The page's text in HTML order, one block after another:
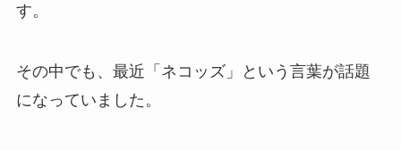
す。
その中でも、最近「ネコッズ」という言葉が話題
になっていました。